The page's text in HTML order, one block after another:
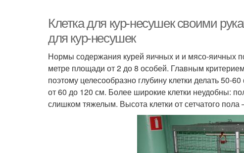
Клетка для кур-несушек своими
для кур-несушек
Нормы содержания курей яичных и и мясо-яичных
метре площади от 2 до 8 особей. Главным
поэтому целесообразно глубину клетки делать
от 60 до 120 см. Более широкие клетки неудобны:
слишком тяжелым. Высота клетки от сетчатого